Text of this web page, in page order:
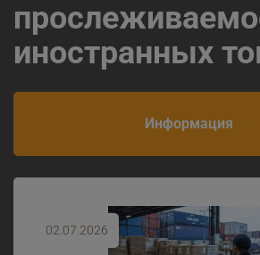
иностранных
Информация
02.07.2026